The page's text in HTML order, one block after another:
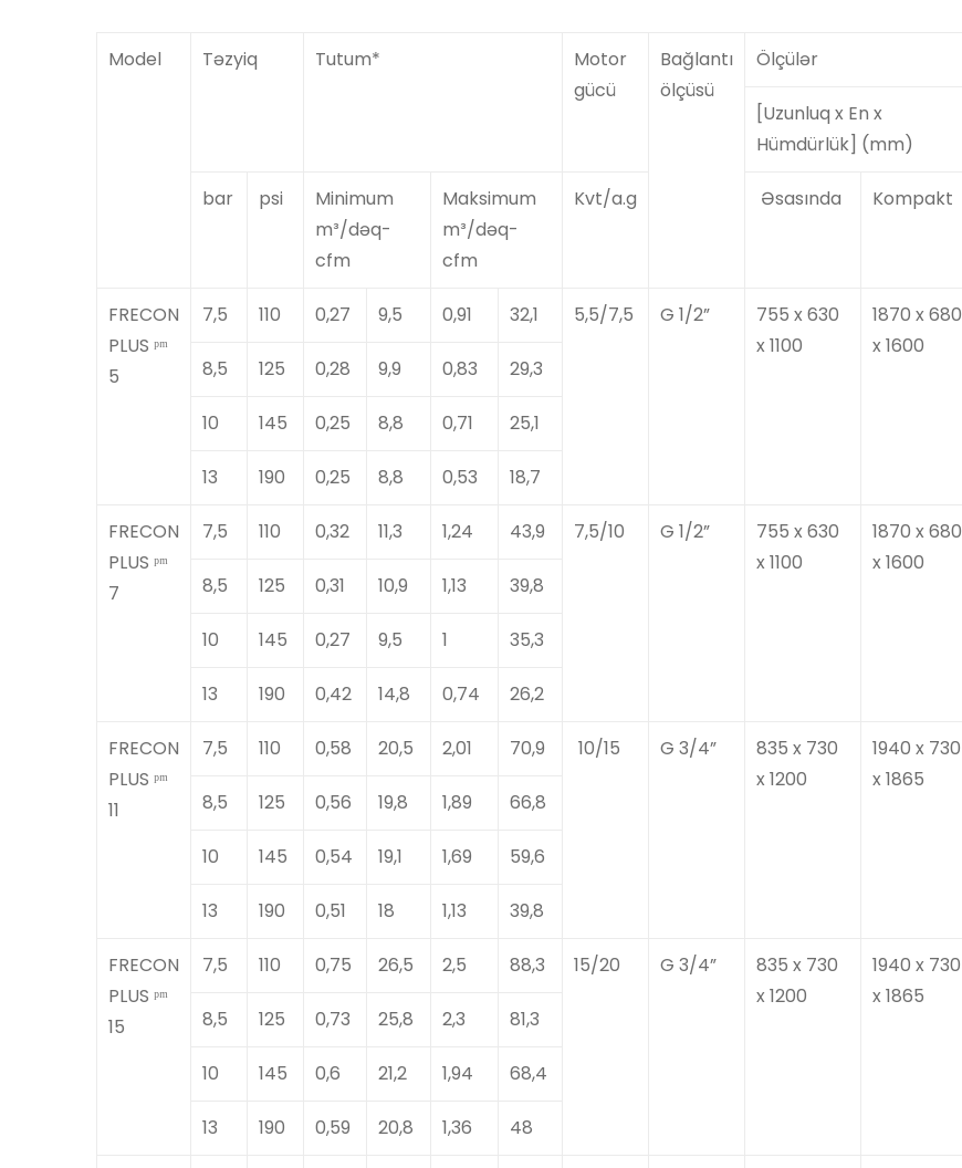
Model Təzyiq Tutum*
Motor
gücü
Bağlantı
ölçüsü
Ölçülər
[Uzunluq x En x
Hümdürlük] (mm)
bar psi
Minimum
m³/dəq-
cfm
Maksimum
m³/dəq-
cfm
Kvt/a.g Əsasında Kompakt
FRECON
PLUS ᵖᵐ
5
7,5 110 0,27 9,5 0,91 32,1 5,5/7,5 G 1/2”
755 x 630
x 1100
1870 x 680
x 1600
8,5 125 0,28 9,9 0,83 29,3
10 145 0,25 8,8 0,71 25,1
13 190 0,25 8,8 0,53 18,7
FRECON
PLUS ᵖᵐ
7
7,5 110 0,32 11,3 1,24 43,9 7,5/10 G 1/2”
755 x 630
x 1100
1870 x 680
x 1600
8,5 125 0,31 10,9 1,13 39,8
10 145 0,27 9,5 1 35,3
13 190 0,42 14,8 0,74 26,2
FRECON
PLUS ᵖᵐ
11
7,5 110 0,58 20,5 2,01 70,9 10/15 G 3/4”
835 x 730
x 1200
1940 x 730
x 1865
8,5 125 0,56 19,8 1,89 66,8
10 145 0,54 19,1 1,69 59,6
13 190 0,51 18 1,13 39,8
FRECON
PLUS ᵖᵐ
15
7,5 110 0,75 26,5 2,5 88,3 15/20 G 3/4”
835 x 730
x 1200
1940 x 730
x 1865
8,5 125 0,73 25,8 2,3 81,3
10 145 0,6 21,2 1,94 68,4
13 190 0,59 20,8 1,36 48